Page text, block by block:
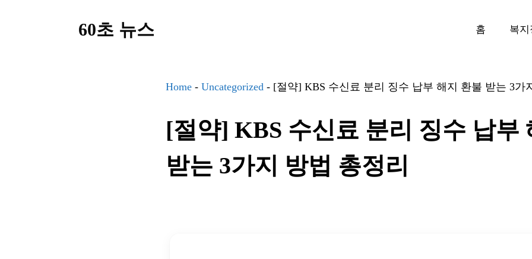
60초 뉴스 홈 복
Home - Uncategorized - [절약] KBS 수신료 분리 징수 납부 해지 환불 받는 3가
[절약] KBS 수신료 분리 징수 납부
받는 3가지 방법 총정리